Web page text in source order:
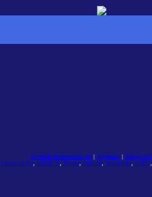
Лучший саратовский чат| Журналы | Заведи
CheshireKitty, MEMFIS, Nimue, Rafaella, Scarabeyka, SOUL,